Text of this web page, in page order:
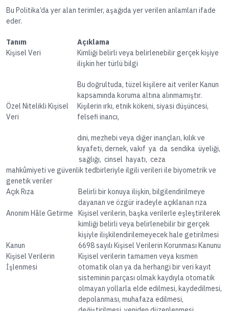
Bu Politika’da yer alan terimler, aşağıda yer verilen anlamları ifade
eder.
Tanım
Açıklama
Kişisel Veri
Kimliği belirli veya belirlenebilir gerçek kişiye
ilişkin her türlü bilgi
Bu doğrultuda, tüzel kişilere ait veriler Kanun
kapsamında koruma altına alınmamıştır.
Özel Nitelikli Kişisel
Veri
Kişilerin ırkı, etnik kökeni, siyasi düşüncesi,
felsefi inancı,
dini, mezhebi veya diğer inançları, kılık ve
kıyafeti, dernek, vakıf ya da sendika üyeliği,
sağlığı, cinsel hayatı, ceza
mahkûmiyeti ve güvenlik tedbirleriyle ilgili verileri ile biyometrik ve
genetik veriler
Açık Rıza
Belirli bir konuya ilişkin, bilgilendirilmeye
dayanan ve özgür iradeyle açıklanan rıza
Anonim Hâle Getirme
Kişisel verilerin, başka verilerle eşleştirilerek
kimliği belirli veya belirlenebilir bir gerçek
kişiyle ilişkilendirilemeyecek hale getirilmesi
Kanun
6698 sayılı Kişisel Verilerin Korunması Kanunu
Kişisel Verilerin
İşlenmesi
Kişisel verilerin tamamen veya kısmen
otomatik olan ya da herhangi bir veri kayıt
sisteminin parçası olmak kaydıyla otomatik
olmayan yollarla elde edilmesi, kaydedilmesi,
depolanması, muhafaza edilmesi,